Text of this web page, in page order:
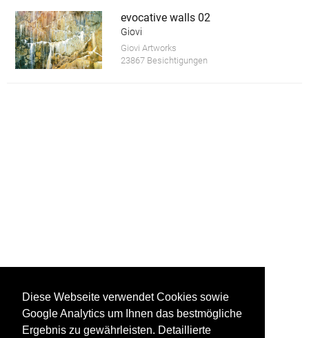
Diese Webseite verwendet Cookies sowie
Google Analytics um Ihnen das bestmögliche
Ergebnis zu gewährleisten. Detaillierte
evocative walls 02
Giovi
Giovi Artworks
23867 Besichtigungen